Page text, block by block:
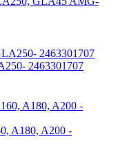
2463301707
A180, A200 -